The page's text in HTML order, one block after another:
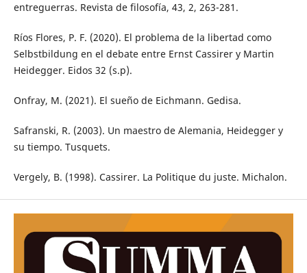
entreguerras. Revista de filosofía, 43, 2, 263-281.
Ríos Flores, P. F. (2020). El problema de la libertad como
Selbstbildung en el debate entre Ernst Cassirer y Martin
Heidegger. Eidos 32 (s.p).
Onfray, M. (2021). El sueño de Eichmann. Gedisa.
Safranski, R. (2003). Un maestro de Alemania, Heidegger y
su tiempo. Tusquets.
Vergely, B. (1998). Cassirer. La Politique du juste. Michalon.